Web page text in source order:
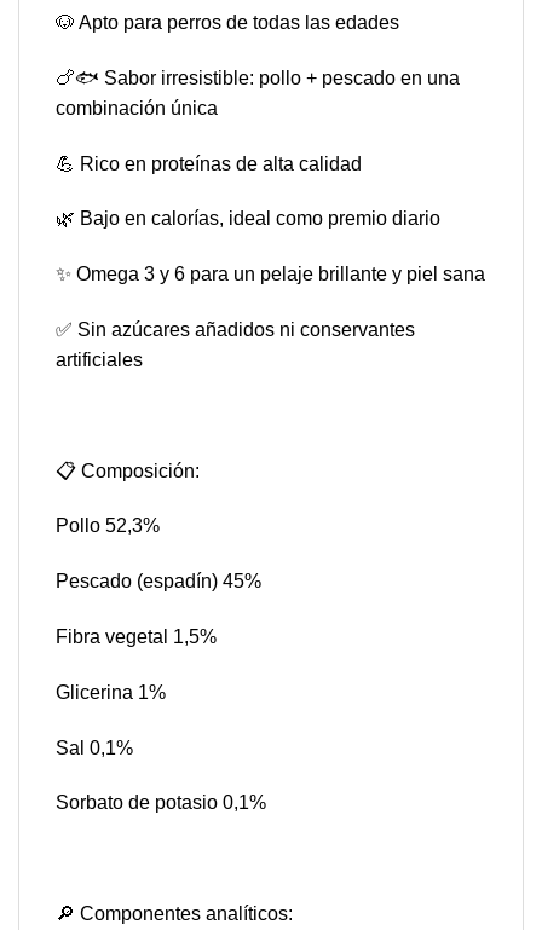
🐶 Apto para perros de todas las edades
🍗🐟 Sabor irresistible: pollo + pescado en una
combinación única
💪 Rico en proteínas de alta calidad
🌿 Bajo en calorías, ideal como premio diario
✨ Omega 3 y 6 para un pelaje brillante y piel sana
✅ Sin azúcares añadidos ni conservantes
artificiales
📋 Composición:
Pollo 52,3%
Pescado (espadín) 45%
Fibra vegetal 1,5%
Glicerina 1%
Sal 0,1%
Sorbato de potasio 0,1%
🔎 Componentes analíticos: